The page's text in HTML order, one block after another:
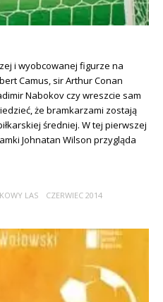
i wyobcowanej figurze na
Camus, sir Arthur Conan
Nabokov czy wreszcie sam
że bramkarzami zostają
średniej. W tej pierwszej
Johnatan Wilson przygląda
LAS
CZERWIEC 2014